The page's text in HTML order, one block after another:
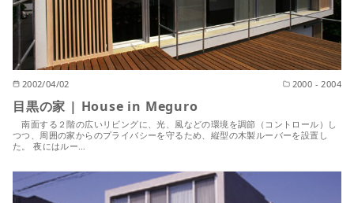
2002/04/02 2000 - 2004
目黒の家 | House in Meguro
南面する２階の広いリビングに、光、風などの環境を調節（コントロール）し
つつ、周囲の家からのプライバシーを守るため、縦型の木製ルーバーを設置し
た。 夜にはルー…